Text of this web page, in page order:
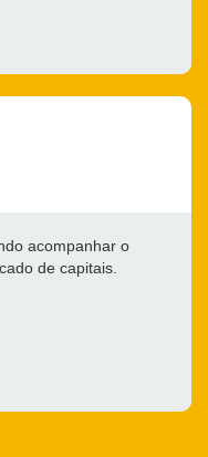
acompanhar o
de capitais.